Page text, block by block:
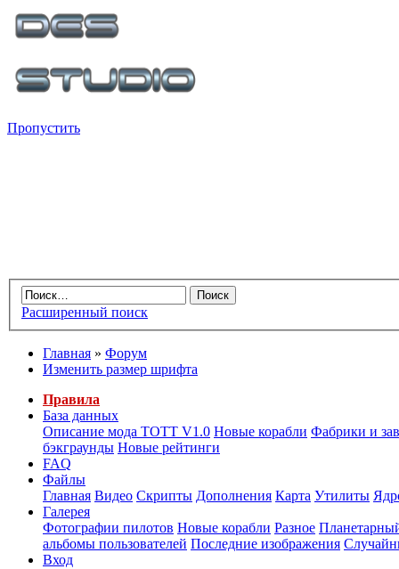
Пропустить
Расширенный поиск
Главная » Форум
Изменить размер шрифта
Правила
База данных
Описание мода ТОТТ V1.0 Новые корабли Фабрики и
бэкграунды Новые рейтинги
FAQ
Файлы
Главная Видео Скрипты Дополнения Карта Утилиты
Галерея
Фотографии пилотов Новые корабли Разное
альбомы пользователей Последние изображения
Вход